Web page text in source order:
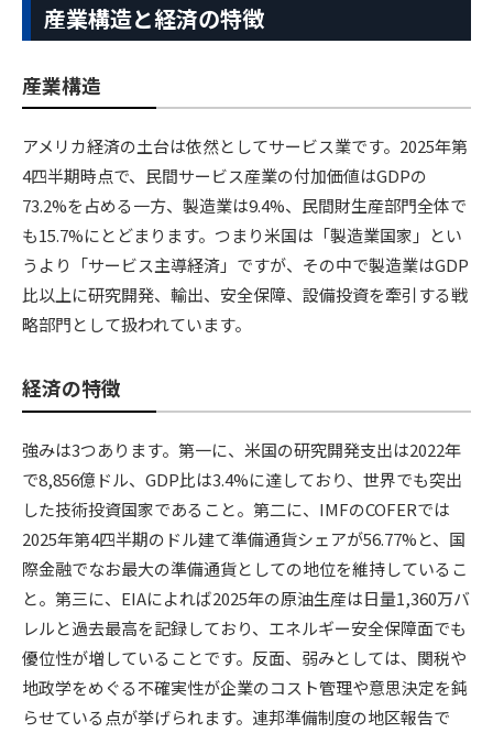
産業構造と経済の特徴
産業構造
アメリカ経済の土台は依然としてサービス業です。2025年第
4四半期時点で、民間サービス産業の付加価値はGDPの
73.2%を占める一方、製造業は9.4%、民間財生産部門全体で
も15.7%にとどまります。つまり米国は「製造業国家」とい
うより「サービス主導経済」ですが、その中で製造業はGDP
比以上に研究開発、輸出、安全保障、設備投資を牽引する戦
略部門として扱われています。
経済の特徴
強みは3つあります。第一に、米国の研究開発支出は2022年
で8,856億ドル、GDP比は3.4%に達しており、世界でも突出
した技術投資国家であること。第二に、IMFのCOFERでは
2025年第4四半期のドル建て準備通貨シェアが56.77%と、国
際金融でなお最大の準備通貨としての地位を維持しているこ
と。第三に、EIAによれば2025年の原油生産は日量1,360万バ
レルと過去最高を記録しており、エネルギー安全保障面でも
優位性が増していることです。反面、弱みとしては、関税や
地政学をめぐる不確実性が企業のコスト管理や意思決定を鈍
らせている点が挙げられます。連邦準備制度の地区報告で